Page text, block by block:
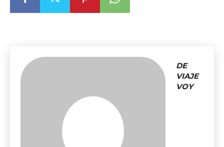
DE
VIAJE
VOY